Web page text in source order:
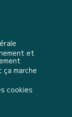
et
ça marche
cookies